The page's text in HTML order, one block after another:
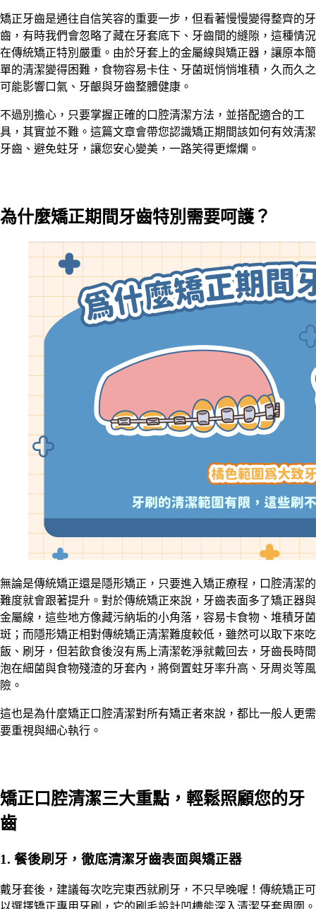
矯正牙齒是通往自信笑容的重要一步，但看著慢慢變得整齊的牙
齒，有時我們會忽略了藏在牙套底下、牙齒間的縫隙，這種情況
在傳統矯正特別嚴重。由於牙套上的金屬線與矯正器，讓原本簡
單的清潔變得困難，食物容易卡住、牙菌斑悄悄堆積，久而久之
可能影響口氣、牙齦與牙齒整體健康。
不過別擔心，只要掌握正確的口腔清潔方法，並搭配適合的工
具，其實並不難。這篇文章會帶您認識矯正期間該如何有效清潔
牙齒、避免蛀牙，讓您安心變美，一路笑得更燦爛。
為什麼矯正期間牙齒特別需要呵護？
無論是傳統矯正還是隱形矯正，只要進入矯正療程，口腔清潔的
難度就會跟著提升。對於傳統矯正來說，牙齒表面多了矯正器與
金屬線，這些地方像藏污納垢的小角落，容易卡食物、堆積牙菌
斑；而隱形矯正相對傳統矯正清潔難度較低，雖然可以取下來吃
飯、刷牙，但若飲食後沒有馬上清潔乾淨就戴回去，牙齒長時間
泡在細菌與食物殘渣的牙套內，將倒置蛀牙率升高、牙周炎等風
險。
這也是為什麼矯正口腔清潔對所有矯正者來說，都比一般人更需
要重視與細心執行。
矯正口腔清潔三大重點，輕鬆照顧您的牙
齒
1. 餐後刷牙，徹底清潔牙齒表面與矯正器
戴牙套後，建議每次吃完東西就刷牙，不只早晚喔！傳統矯正可